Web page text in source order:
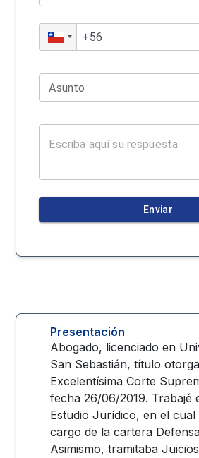
Asunto
Enviar
Presentación
Abogado, licenciado en
San Sebastián, título
Excelentísima Corte
fecha 26/06/2019. Trabajé
Estudio Jurídico, en el cual
cargo de la cartera
Asimismo, tramitaba